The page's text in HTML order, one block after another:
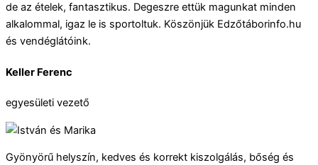
de az ételek, fantasztikus. Degeszre ettük magunkat minden
alkalommal, igaz le is sportoltuk. Köszönjük Edzőtáborinfo.hu
és vendéglátóink.
Keller Ferenc
egyesületi vezető
Gyönyörű helyszín, kedves és korrekt kiszolgálás, bőség és